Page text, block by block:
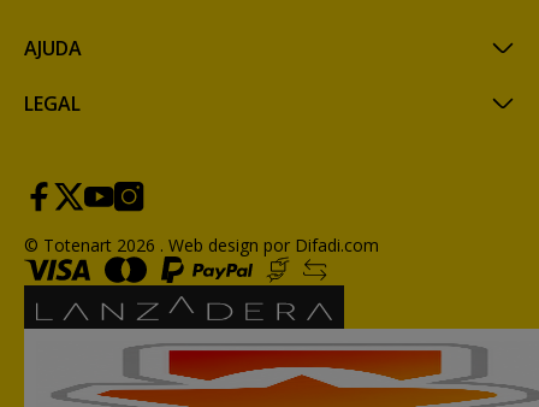
AJUDA
LEGAL
© Totenart 2026 . Web design por Difadi.com